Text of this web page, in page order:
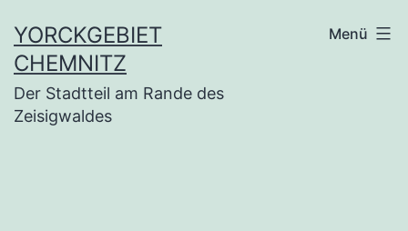
Inhalt
springen
YORCKGEBIET
CHEMNITZ
Der Stadtteil am Rande des
Zeisigwaldes
Menü